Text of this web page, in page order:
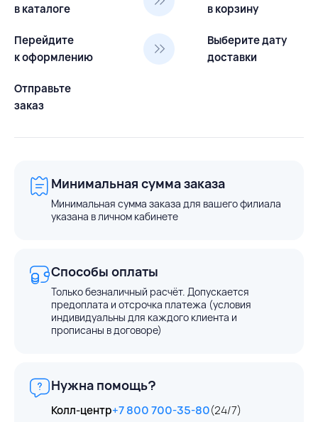
в каталоге
в корзину
Перейдите
к оформлению
Выберите дату
доставки
Отправьте
заказ
Минимальная сумма заказа
Минимальная сумма заказа для вашего филиала
указана в личном кабинете
Способы оплаты
Только безналичный расчёт. Допускается
предоплата и отсрочка платежа (условия
индивидуальны для каждого клиента и
прописаны в договоре)
Нужна помощь?
Колл-центр+7 800 700-35-80(24/7)